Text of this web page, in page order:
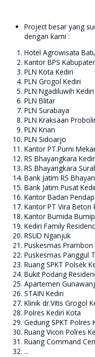
Project besar yang
dengan kami :
Hotel Agrowisata
Kantor BPS
PLN Kota Kediri
PLN Grogol Kediri
PLN Ngadiluwih Kediri
PLN Blitar
PLN Surabaya
PLN Kraksaan
PLN Krian
PLN Sidoarjo
Kantor PT.Purni
RS Bhayangkara
RS Bhayangkara
Bank Jatim RS
Bank Jatim Pusat
Kantor Badan
Kantor PT Vira
Kantor Bumida
Kediri Family
RSUD Nganjuk
Puskesmas
Puskesmas Panggul
Ruang SPKT Polsek
Bukit Podang
Apartemen
STAIN Kediri
Klinik dr.Vitis Grogol
Polres Kediri Kota
Gedung SPKT Polres
Ruang Vicon Polres
Ruang Command
...